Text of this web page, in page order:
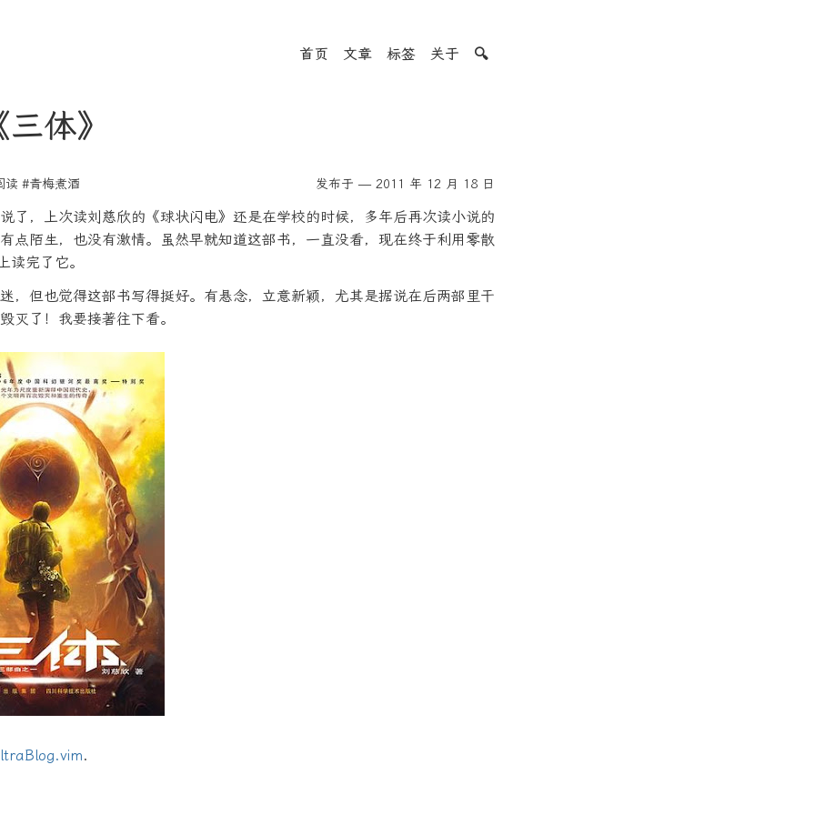
首页 文章 标签 关于 🔍
体》
读 #青梅煮酒 发布于 — 2011 年 12 月 18 日
了，上次读刘慈欣的《球状闪电》还是在学校的时候，多年后再次读小说的
点陌生，也没有激情。虽然早就知道这部书，一直没看，现在终于利用零散
读完了它。
，但也觉得这部书写得挺好。有悬念，立意新颖，尤其是据说在后两部里干
灭了！我要接著往下看。
.